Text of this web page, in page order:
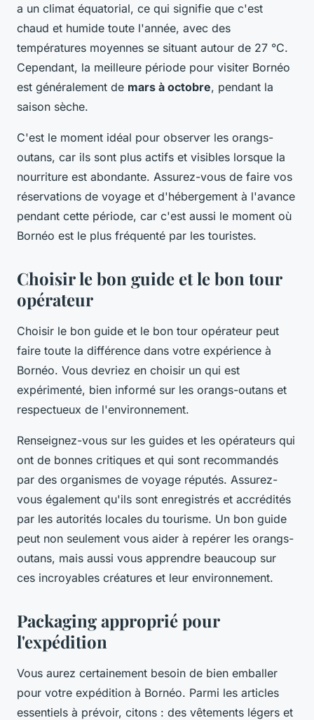
a un climat équatorial, ce qui signifie que c'est
chaud et humide toute l'année, avec des
températures moyennes se situant autour de 27 °C.
Cependant, la meilleure période pour visiter Bornéo
est généralement de mars à octobre, pendant la
saison sèche.
C'est le moment idéal pour observer les orangs-
outans, car ils sont plus actifs et visibles lorsque la
nourriture est abondante. Assurez-vous de faire vos
réservations de voyage et d'hébergement à l'avance
pendant cette période, car c'est aussi le moment où
Bornéo est le plus fréquenté par les touristes.
Choisir le bon guide et le bon tour
opérateur
Choisir le bon guide et le bon tour opérateur peut
faire toute la différence dans votre expérience à
Bornéo. Vous devriez en choisir un qui est
expérimenté, bien informé sur les orangs-outans et
respectueux de l'environnement.
Renseignez-vous sur les guides et les opérateurs qui
ont de bonnes critiques et qui sont recommandés
par des organismes de voyage réputés. Assurez-
vous également qu'ils sont enregistrés et accrédités
par les autorités locales du tourisme. Un bon guide
peut non seulement vous aider à repérer les orangs-
outans, mais aussi vous apprendre beaucoup sur
ces incroyables créatures et leur environnement.
Packaging approprié pour
l'expédition
Vous aurez certainement besoin de bien emballer
pour votre expédition à Bornéo. Parmi les articles
essentiels à prévoir, citons : des vêtements légers et